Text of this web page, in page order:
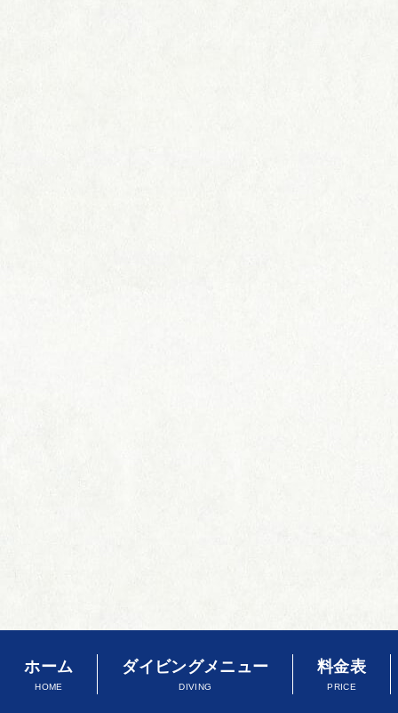
ホーム
HOME
ダイビングメニュー
DIVING
料金表
PRICE